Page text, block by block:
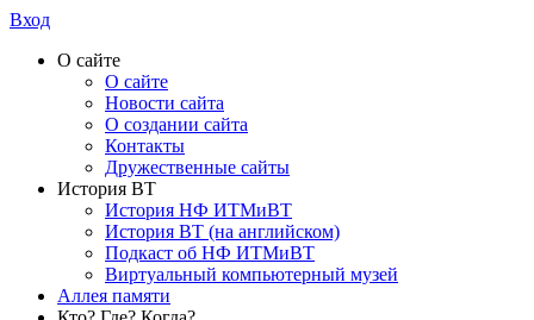
Вход
О сайте
О сайте
Новости сайта
О создании сайта
Контакты
Дружественные сайты
История ВТ
История НФ ИТМиВТ
История ВТ (на английском)
Подкаст об НФ ИТМиВТ
Виртуальный компьютерный музей
Аллея памяти